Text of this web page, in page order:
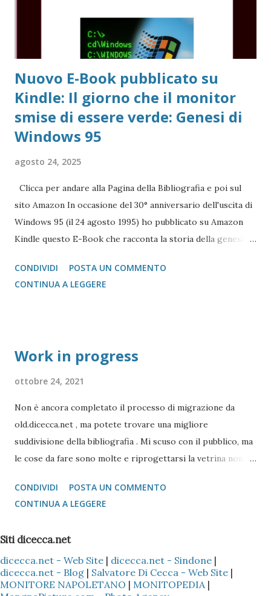
Nuovo E-Book pubblicato su
Kindle: Il giorno che il monitor
smise di essere verde: Genesi di
Windows 95
agosto 24, 2025
Clicca per andare alla Pagina della Bibliografia e poi sul
sito Amazon In occasione del 30° anniversario dell'uscita di
Windows 95 (il 24 agosto 1995) ho pubblicato su Amazon
Kindle questo E-Book che racconta la storia della genesi di
qualsiasi manuale) di cosa c'era prima e delle problematiche
che il team di Windows 4.0 (il nome della versione in
CONDIVIDI
POSTA UN COMMENTO
CONTINUA A LEGGERE
Work in progress
ottobre 24, 2021
Non è ancora completato il processo di migrazione da
old.dicecca.net , ma potete trovare una migliore
suddivisione della bibliografia . Mi scuso con il pubblico, ma
le cose da fare sono molte e riprogettarsi la vetrina non è
CONDIVIDI
POSTA UN COMMENTO
CONTINUA A LEGGERE
Siti dicecca.net
dicecca.net - Web Site | dicecca.net - Sindone |
dicecca.net - Blog | Salvatore Di Cecca - Web Site |
MONITORE NAPOLETANO | MONITOPEDIA|